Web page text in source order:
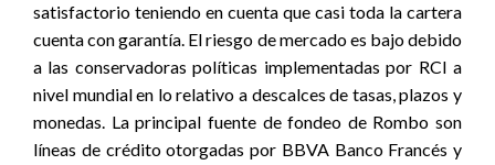
satisfactorio teniendo en cuenta que casi toda la cartera
cuenta con garantía. El riesgo de mercado es bajo debido
a las conservadoras políticas implementadas por RCI a
nivel mundial en lo relativo a descalces de tasas, plazos y
monedas. La principal fuente de fondeo de Rombo son
líneas de crédito otorgadas por BBVA Banco Francés y